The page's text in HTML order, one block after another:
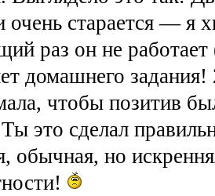
очень старается —
раз он не
домашнего
чтобы позитив
это сделал
обычная, но